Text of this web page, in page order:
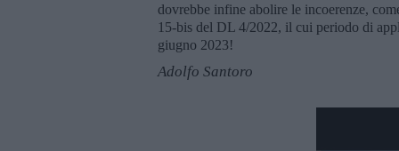
dovrebbe infine abolire le incoerenze,
15-bis del DL 4/2022, il cui periodo di
giugno 2023!
Adolfo Santoro